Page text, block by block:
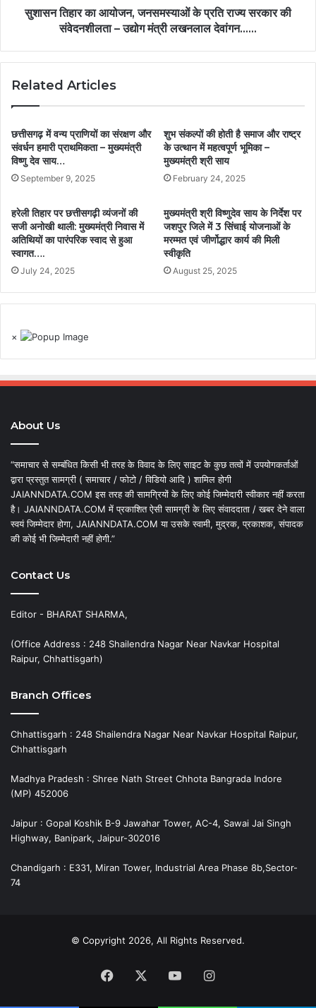
सुशासन तिहार का आयोजन, जनसमस्याओं के प्रति राज्य सरकार की
संवेदनशीलता – उद्योग मंत्री लखनलाल देवांगन……
Related Articles
छत्तीसगढ़ में वन्य प्राणियों का संरक्षण और
संवर्धन हमारी प्राथमिकता – मुख्यमंत्री
विष्णु देव साय…
September 9, 2025
शुभ संकल्पों की होती है समाज और राष्ट्र
के उत्थान में महत्वपूर्ण भूमिका –
मुख्यमंत्री श्री साय
February 24, 2025
हरेली तिहार पर छत्तीसगढ़ी व्यंजनों की
सजी अनोखी थाली: मुख्यमंत्री निवास में
अतिथियों का पारंपरिक स्वाद से हुआ
स्वागत….
July 24, 2025
मुख्यमंत्री श्री विष्णुदेव साय के निर्देश पर
जशपुर जिले में 3 सिंचाई योजनाओं के
मरम्मत एवं जीर्णोद्धार कार्य की मिली
स्वीकृति
August 25, 2025
×
About Us
“समाचार से सम्बंधित किसी भी तरह के विवाद के लिए साइट के कुछ तत्वों में उपयोगकर्ताओं
द्वारा प्रस्तुत सामग्री ( समाचार / फोटो / विडियो आदि ) शामिल होगी
JAIANNDATA.COM इस तरह की सामग्रियों के लिए कोई जिम्मेदारी स्वीकार नहीं करता
है। JAIANNDATA.COM में प्रकाशित ऐसी सामग्री के लिए संवाददाता / खबर देने वाला
स्वयं जिम्मेदार होगा, JAIANNDATA.COM या उसके स्वामी, मुद्रक, प्रकाशक, संपादक
की कोई भी जिम्मेदारी नहीं होगी.”
Contact Us
Editor - BHARAT SHARMA,
(Office Address : 248 Shailendra Nagar Near Navkar Hospital
Raipur, Chhattisgarh)
Branch Offices
Chhattisgarh : 248 Shailendra Nagar Near Navkar Hospital Raipur,
Chhattisgarh
Madhya Pradesh : Shree Nath Street Chhota Bangrada Indore
(MP) 452006
Jaipur : Gopal Koshik B-9 Jawahar Tower, AC-4, Sawai Jai Singh
Highway, Banipark, Jaipur-302016
Chandigarh : E331, Miran Tower, Industrial Area Phase 8b,Sector-
74
© Copyright 2026, All Rights Reserved.
Facebook YouTubeInstagram